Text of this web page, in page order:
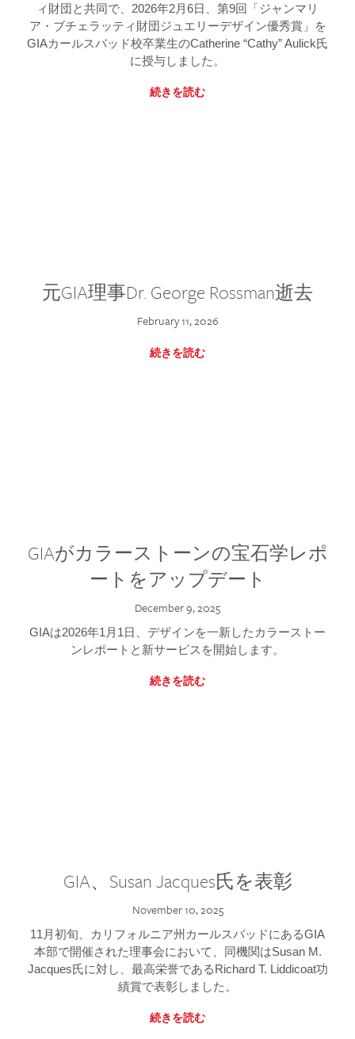
ィ財団と共同で、2026年2月6日、第9回「ジャンマリ
ア・ブチェラッティ財団ジュエリーデザイン優秀賞」を
GIAカールスバッド校卒業生のCatherine “Cathy” Aulick氏
に授与しました。
続きを読む
元GIA理事Dr. George Rossman逝去
February 11, 2026
続きを読む
GIAがカラーストーンの宝石学レポ
ートをアップデート
December 9, 2025
GIAは2026年1月1日、デザインを一新したカラーストー
ンレポートと新サービスを開始します。
続きを読む
GIA、Susan Jacques氏を表彰
November 10, 2025
11月初旬、カリフォルニア州カールスバッドにあるGIA
本部で開催された理事会において、同機関はSusan M.
Jacques氏に対し、最高栄誉であるRichard T. Liddicoat功
績賞で表彰しました。
続きを読む